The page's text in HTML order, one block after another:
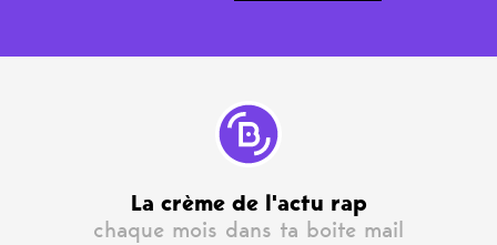
La crème de l'actu rap
chaque mois dans ta boite mail